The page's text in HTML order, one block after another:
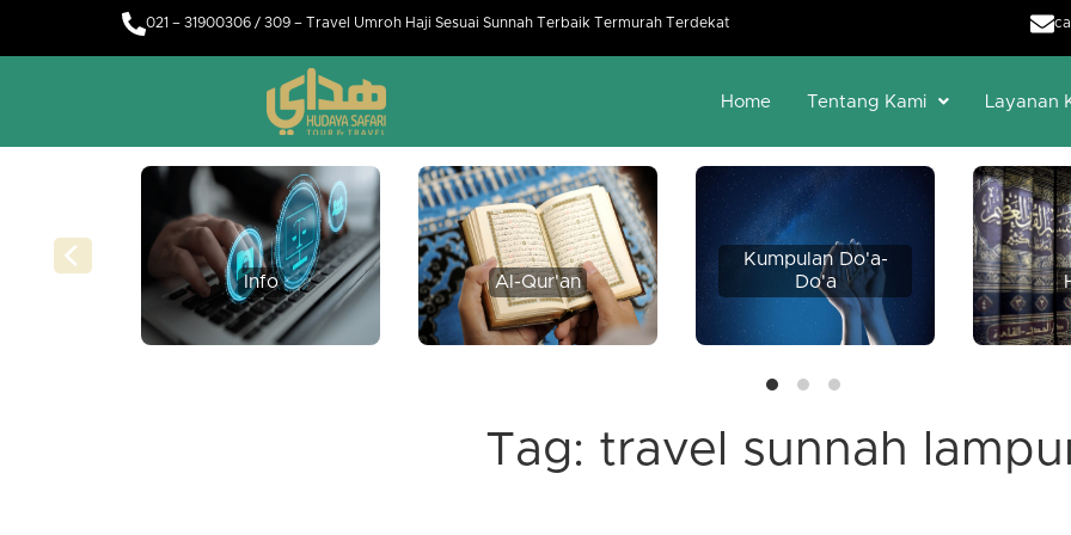
021 – 31900306 / 309 – Travel Umroh Haji Sesuai Sunnah Terbaik Termurah Terdekat
Home Tentang Kami Layanan
Info Al-Qur'an
Kumpulan Do'a-
Do'a
Tag: travel sunnah